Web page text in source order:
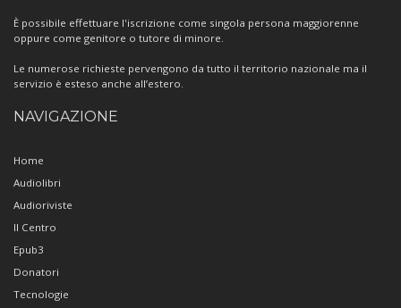
È possibile effettuare l'iscrizione come singola persona maggiorenne
oppure come genitore o tutore di minore.
Le numerose richieste pervengono da tutto il territorio nazionale ma il
servizio è esteso anche all’estero.
NAVIGAZIONE
Home
Audiolibri
Audioriviste
Il Centro
Epub3
Donatori
Tecnologie